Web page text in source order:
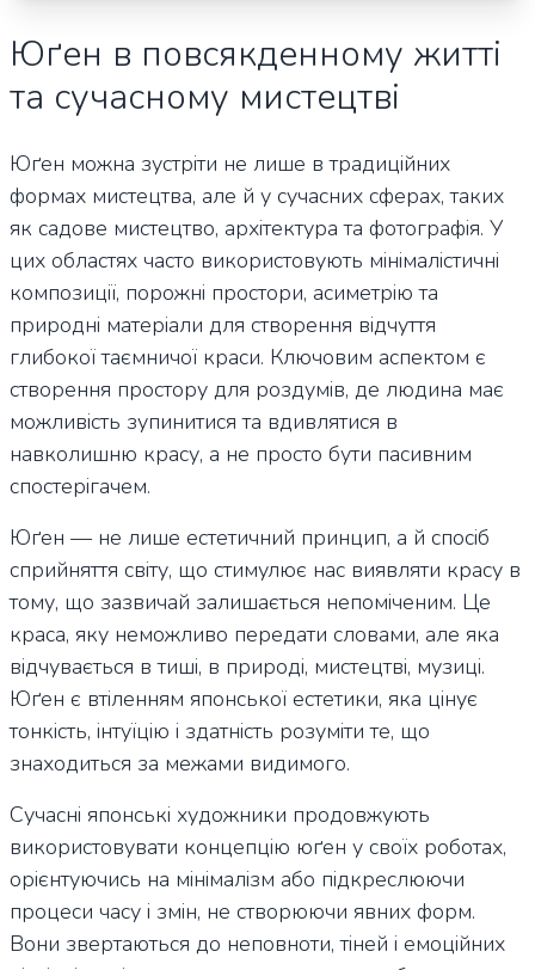
Юґен в повсякденному житті
та сучасному мистецтві
Юґен можна зустріти не лише в традиційних
формах мистецтва, але й у сучасних сферах, таких
як садове мистецтво, архітектура та фотографія. У
цих областях часто використовують мінімалістичні
композиції, порожні простори, асиметрію та
природні матеріали для створення відчуття
глибокої таємничої краси. Ключовим аспектом є
створення простору для роздумів, де людина має
можливість зупинитися та вдивлятися в
навколишню красу, а не просто бути пасивним
спостерігачем.
Юґен — не лише естетичний принцип, а й спосіб
сприйняття світу, що стимулює нас виявляти красу в
тому, що зазвичай залишається непоміченим. Це
краса, яку неможливо передати словами, але яка
відчувається в тиші, в природі, мистецтві, музиці.
Юґен є втіленням японської естетики, яка цінує
тонкість, інтуїцію і здатність розуміти те, що
знаходиться за межами видимого.
Сучасні японські художники продовжують
використовувати концепцію юґен у своїх роботах,
орієнтуючись на мінімалізм або підкреслюючи
процеси часу і змін, не створюючи явних форм.
Вони звертаються до неповноти, тіней і емоційних